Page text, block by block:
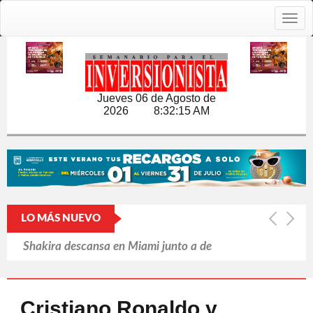
Jueves 06 de Agosto de
2026 8:32:16 AM
LO MÁS NUEVO
Shakira descansa en Miami junto a de
Ghetto Kids
OMS ve 'prometedora', nueva vacuna
contra brote de ébola